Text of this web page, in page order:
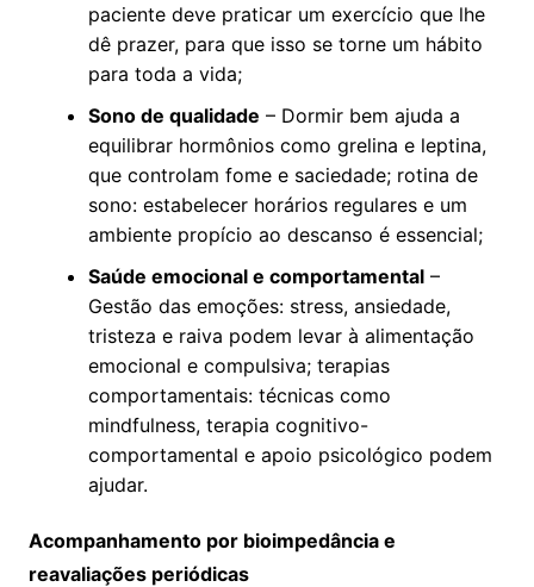
paciente deve praticar um exercício que lhe
dê prazer, para que isso se torne um hábito
para toda a vida;
Sono de qualidade – Dormir bem ajuda a
equilibrar hormônios como grelina e leptina,
que controlam fome e saciedade; rotina de
sono: estabelecer horários regulares e um
ambiente propício ao descanso é essencial;
Saúde emocional e comportamental–
Gestão das emoções: stress, ansiedade,
tristeza e raiva podem levar à alimentação
emocional e compulsiva; terapias
comportamentais: técnicas como
mindfulness, terapia cognitivo-
comportamental e apoio psicológico podem
ajudar.
Acompanhamento por bioimpedância e
reavaliações periódicas